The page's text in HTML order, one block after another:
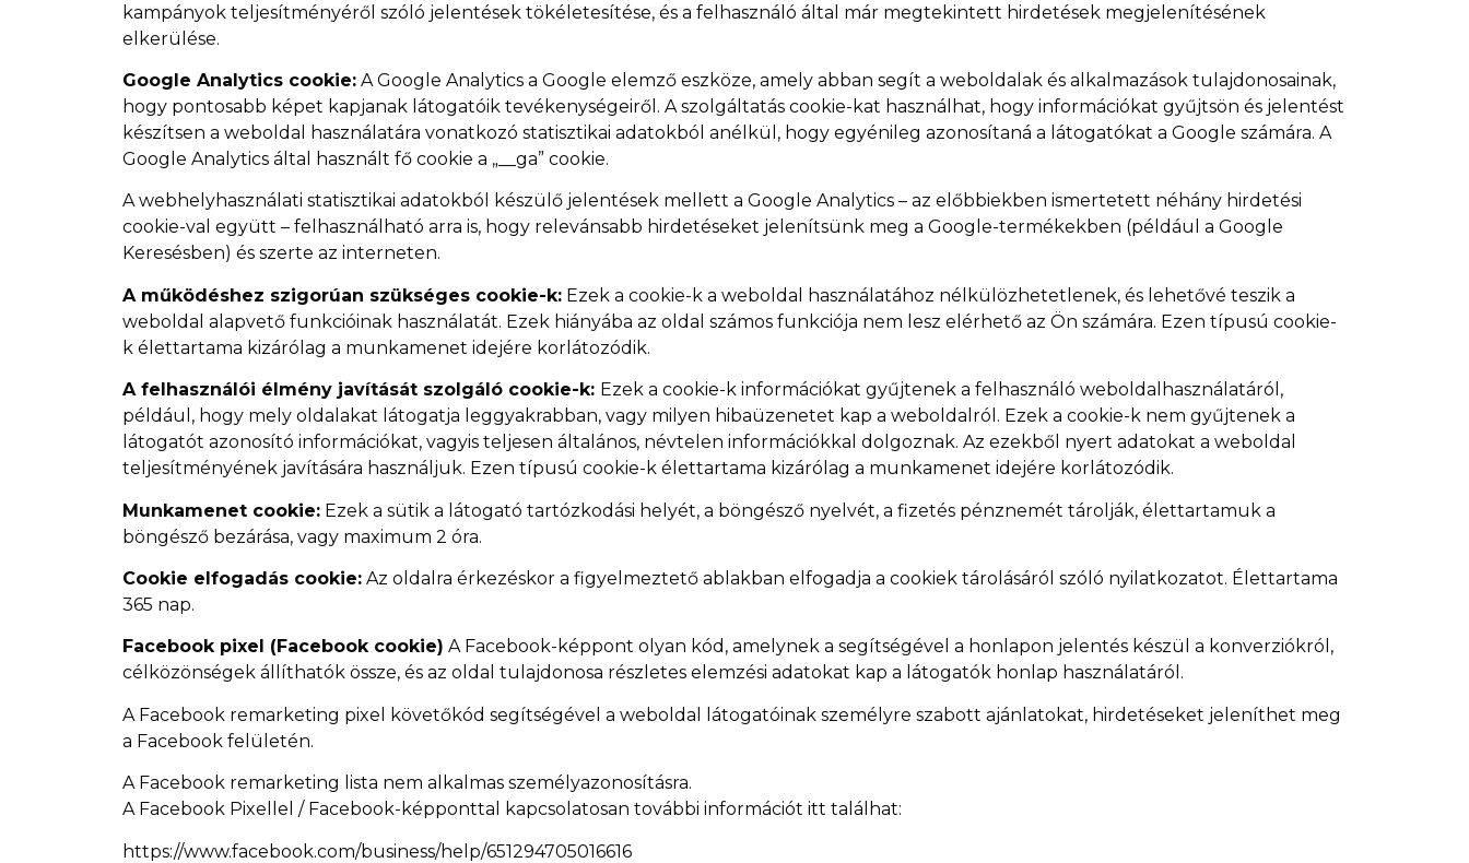
kampányok teljesítményéről szóló jelentések tökéletesítése, és a felhasználó által már megtekintett hirdetések megjelenítésének
elkerülése.
Google Analytics cookie: A Google Analytics a Google elemző eszköze, amely abban segít a weboldalak és alkalmazások tulajdonosainak,
hogy pontosabb képet kapjanak látogatóik tevékenységeiről. A szolgáltatás cookie-kat használhat, hogy információkat gyűjtsön és jelentést
készítsen a weboldal használatára vonatkozó statisztikai adatokból anélkül, hogy egyénileg azonosítaná a látogatókat a Google számára. A
Google Analytics által használt fő cookie a „__ga” cookie.
A webhelyhasználati statisztikai adatokból készülő jelentések mellett a Google Analytics – az előbbiekben ismertetett néhány hirdetési
cookie-val együtt – felhasználható arra is, hogy relevánsabb hirdetéseket jelenítsünk meg a Google-termékekben (például a Google
Keresésben) és szerte az interneten.
A működéshez szigorúan szükséges cookie-k: Ezek a cookie-k a weboldal használatához nélkülözhetetlenek, és lehetővé teszik a
weboldal alapvető funkcióinak használatát. Ezek hiányába az oldal számos funkciója nem lesz elérhető az Ön számára. Ezen típusú cookie-
k élettartama kizárólag a munkamenet idejére korlátozódik.
A felhasználói élmény javítását szolgáló cookie-k: Ezek a cookie-k információkat gyűjtenek a felhasználó weboldalhasználatáról,
például, hogy mely oldalakat látogatja leggyakrabban, vagy milyen hibaüzenetet kap a weboldalról. Ezek a cookie-k nem gyűjtenek a
látogatót azonosító információkat, vagyis teljesen általános, névtelen információkkal dolgoznak. Az ezekből nyert adatokat a weboldal
teljesítményének javítására használjuk. Ezen típusú cookie-k élettartama kizárólag a munkamenet idejére korlátozódik.
Munkamenet cookie: Ezek a sütik a látogató tartózkodási helyét, a böngésző nyelvét, a fizetés pénznemét tárolják, élettartamuk a
böngésző bezárása, vagy maximum 2 óra.
Cookie elfogadás cookie: Az oldalra érkezéskor a figyelmeztető ablakban elfogadja a cookiek tárolásáról szóló nyilatkozatot. Élettartama
365 nap.
Facebook pixel (Facebook cookie) A Facebook-képpont olyan kód, amelynek a segítségével a honlapon jelentés készül a konverziókról,
célközönségek állíthatók össze, és az oldal tulajdonosa részletes elemzési adatokat kap a látogatók honlap használatáról.
A Facebook remarketing pixel követőkód segítségével a weboldal látogatóinak személyre szabott ajánlatokat, hirdetéseket jeleníthet meg
a Facebook felületén.
A Facebook remarketing lista nem alkalmas személyazonosításra.
A Facebook Pixellel / Facebook-képponttal kapcsolatosan további információt itt találhat:
https://www.facebook.com/business/help/651294705016616